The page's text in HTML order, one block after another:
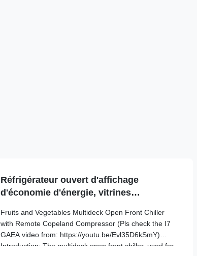
Réfrigérateur ouvert d'affichage
d'économie d'énergie, vitrines
Fruits and Vegetables Multideck Open Front Chiller
with Remote Copeland Compressor (Pls check the I7
GAEA video from: https://youtu.be/Evl35D6kSmY)
Introduction: The multideck open front chiller, used for